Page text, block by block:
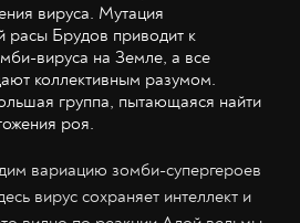
вируса. Мутация
расы Брудов приводит к
вируса на Земле, а все
коллективным разумом.
группа, пытающаяся найти
роя.
вариацию зомби-супергероев
вирус сохраняет интеллект и